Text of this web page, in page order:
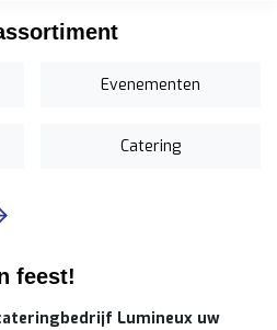
Evenementen
Catering
feest!
Lumineux uw